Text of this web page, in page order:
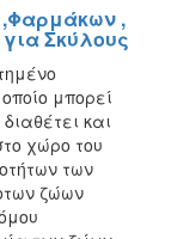
,Φαρμάκων ,
Σκύλους
μπορεί
και
χώρο του
των
ζώων